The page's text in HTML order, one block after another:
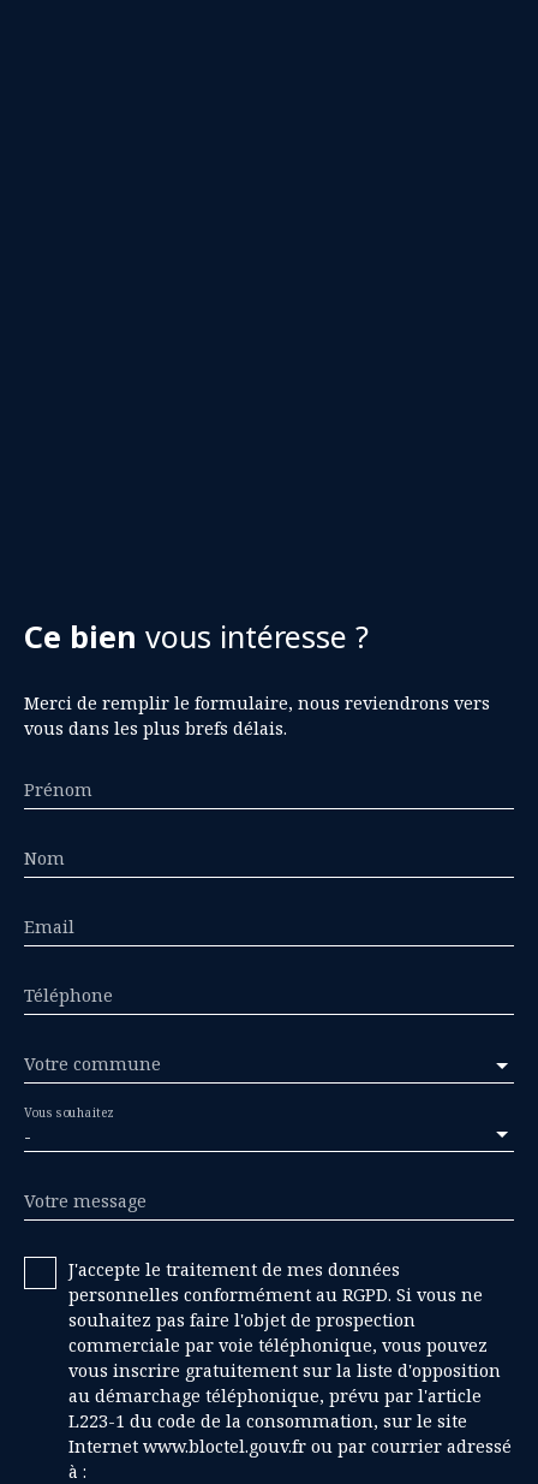
Ce bien vous intéresse ?
Merci de remplir le formulaire, nous reviendrons vers
vous dans les plus brefs délais.
Prénom
Nom
Email
Téléphone
Votre commune
-
Vous souhaitez
Votre message
J'accepte le traitement de mes données
personnelles conformément au RGPD. Si vous ne
souhaitez pas faire l'objet de prospection
commerciale par voie téléphonique, vous pouvez
vous inscrire gratuitement sur la liste d'opposition
au démarchage téléphonique, prévu par l'article
L223-1 du code de la consommation, sur le site
Internet www.bloctel.gouv.fr ou par courrier adressé
à :